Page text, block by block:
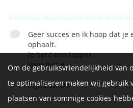
Geer succes en ik hoop dat je
ophaalt.
Je bent een topper.
Voor Piet ♥️
Ingrid Schenk
Om de gebruiksvriendelijkheid van
te optimaliseren maken wij gebruik
plaatsen van sommige cookies